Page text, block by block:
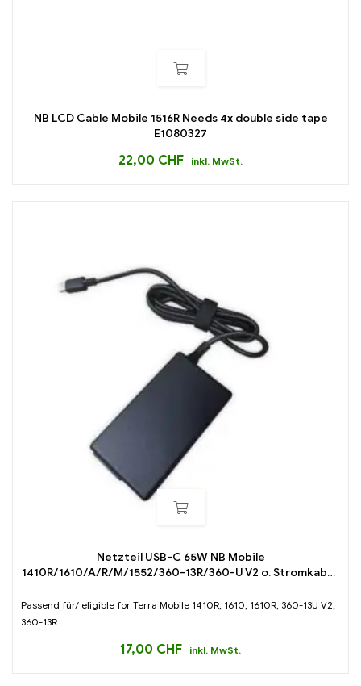
NB LCD Cable Mobile 1516R Needs 4x double side tape
E1080327
22,00 CHF inkl. MwSt.
Netzteil USB-C 65W NB Mobile
1410R/1610/A/R/M/1552/360-13R/360-U V2 o. Stromkabel,
Passend für/ eligible for Terra Mobile 1410R, 1610, 1610R, 360-13U V2,
360-13R
17,00 CHF inkl. MwSt.